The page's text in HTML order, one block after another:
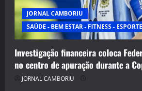
JORNAL CAMBORIU
SAÚDE - BEM ESTAR - FITNESS - ESPORTE
Investigação financeira coloca
no centro de apuração durante a
JORNAL CAMBORIU